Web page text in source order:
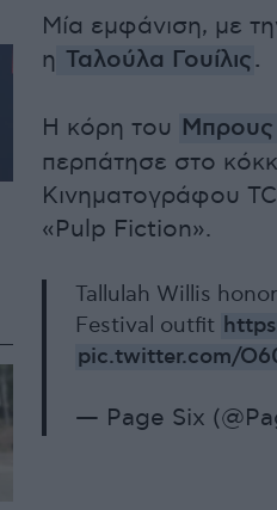
Μία εμφάνιση, με
η Ταλούλα Γουίλις.
Η κόρη του Μπρους
περπάτησε στο
Κινηματογράφου
«Pulp Fiction».
Tallulah Willis
Festival outfit
pic.twitter.com/
— Page Six